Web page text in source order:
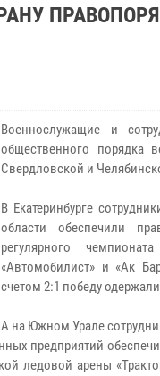
Военнослужащие и
общественного порядка
Свердловской и
В Екатеринбурге
области обеспечили
регулярного
«Автомобилист» и «Ак
счетом 2:1 победу
А на Южном Урале
предприятий
ледовой арены